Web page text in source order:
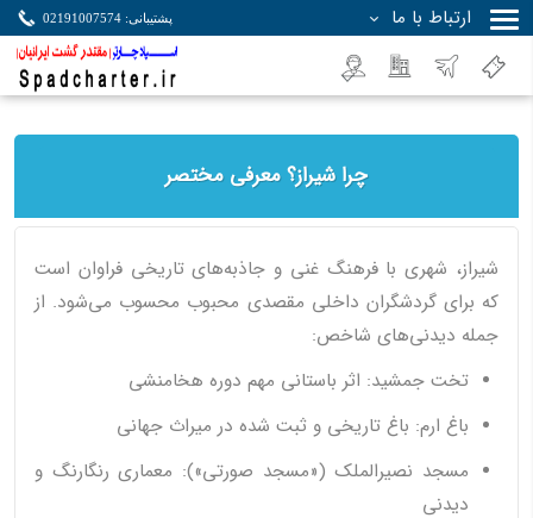
ارتباط با ما پشتیبانی: 02191007574
چرا شیراز؟ معرفی مختصر
شیراز، شهری با فرهنگ غنی و جاذبه‌های تاریخی فراوان است
که برای گردشگران داخلی مقصدی محبوب محسوب می‌شود. از
جمله دیدنی‌های شاخص:
تخت جمشید: اثر باستانی مهم دوره هخامنشی
باغ ارم: باغ تاریخی و ثبت شده در میراث جهانی
مسجد نصیرالملک («مسجد صورتی»): معماری رنگارنگ و
دیدنی